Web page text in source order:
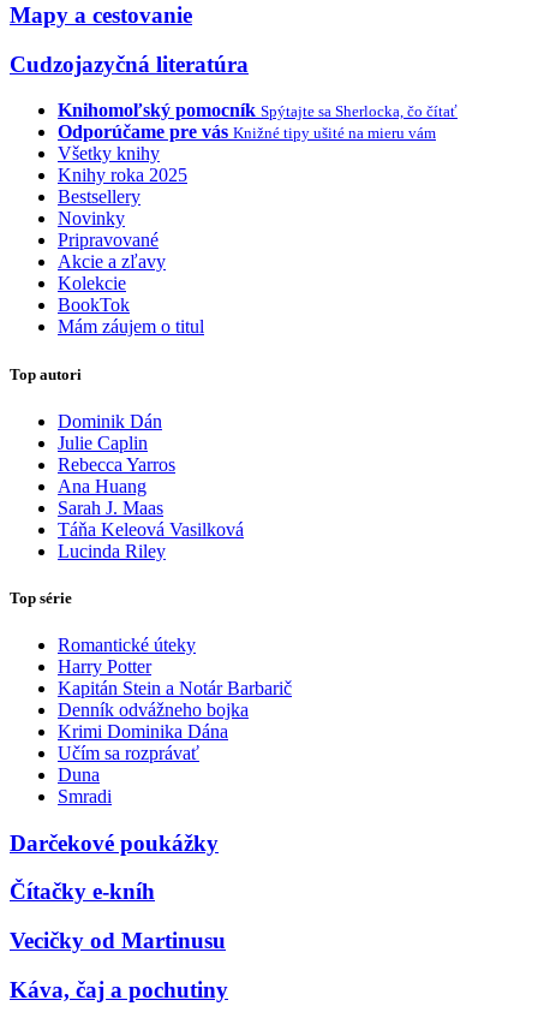
Mapy a cestovanie
Cudzojazyčná literatúra
Knihomoľský pomocník Spýtajte sa Sherlocka, čo čítať
Odporúčame pre vás Knižné tipy ušité na mieru vám
Všetky knihy
Knihy roka 2025
Bestsellery
Novinky
Pripravované
Akcie a zľavy
Kolekcie
BookTok
Mám záujem o titul
Top autori
Dominik Dán
Julie Caplin
Rebecca Yarros
Ana Huang
Sarah J. Maas
Táňa Keleová Vasilková
Lucinda Riley
Top série
Romantické úteky
Harry Potter
Kapitán Stein a Notár Barbarič
Denník odvážneho bojka
Krimi Dominika Dána
Učím sa rozprávať
Duna
Smradi
Darčekové poukážky
Čítačky e-kníh
Vecičky od Martinusu
Káva, čaj a pochutiny